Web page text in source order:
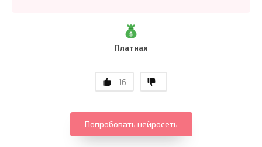
Платная
16
Попробовать нейросеть